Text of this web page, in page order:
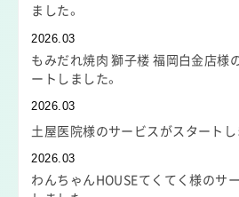
ました。
2026.03
もみだれ焼肉 獅子楼 福岡白金店様
ートしました。
2026.03
土屋医院様のサービスがスタートし
2026.03
わんちゃんHOUSEてくてく様のサ